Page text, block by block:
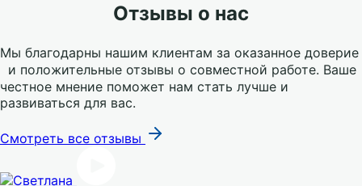
Отзывы о нас
Мы благодарны нашим клиентам за оказанное доверие
и положительные отзывы о совместной работе. Ваше
честное мнение поможет нам стать лучше и
развиваться для вас.
Смотреть все отзывы